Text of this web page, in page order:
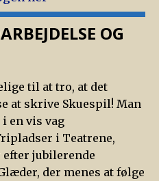
OG
til at tro, at det
at skrive Skuespil! Man
en vis vag
i Teatrene,
efter jubilerende
der menes at følge